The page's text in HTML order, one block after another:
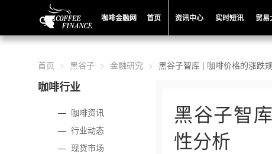
咖啡金融网 首页 资讯中心 实时短讯 贸易
首页 黑谷子 金融研究 黑谷子智库 | 咖啡价格的涨跌
咖啡行业
— 咖啡资讯
—行业动态
—现货市场
黑谷子智
性分析